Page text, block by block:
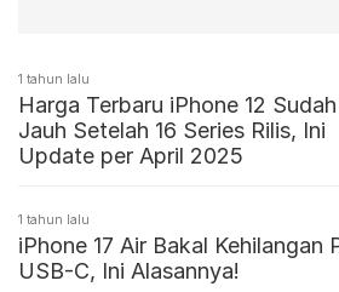
1 tahun lalu
Harga Terbaru iPhone 12
Jauh Setelah 16 Series Rilis, Ini
Update per April 2025
1 tahun lalu
iPhone 17 Air Bakal Kehilangan
USB-C, Ini Alasannya!